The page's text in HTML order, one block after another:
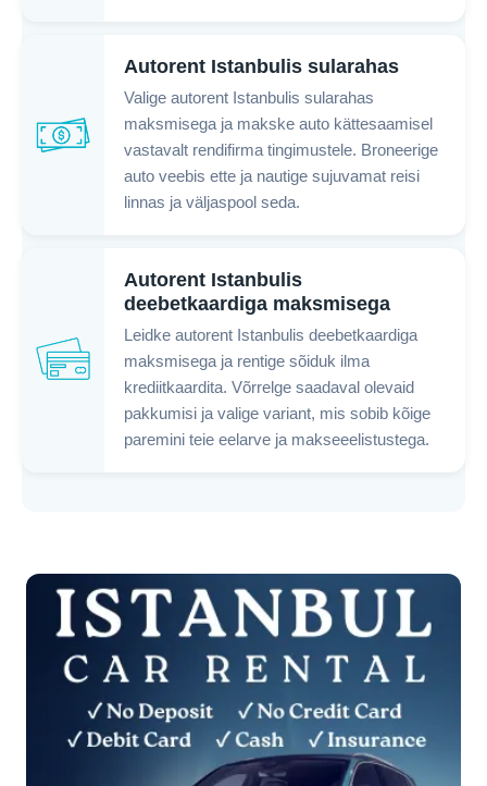
Autorent Istanbulis sularahas
Valige autorent Istanbulis sularahas
maksmisega ja makske auto kättesaamisel
vastavalt rendifirma tingimustele. Broneerige
auto veebis ette ja nautige sujuvamat reisi
linnas ja väljaspool seda.
Autorent Istanbulis
deebetkaardiga maksmisega
Leidke autorent Istanbulis deebetkaardiga
maksmisega ja rentige sõiduk ilma
krediitkaardita. Võrrelge saadaval olevaid
pakkumisi ja valige variant, mis sobib kõige
paremini teie eelarve ja makseeelistustega.